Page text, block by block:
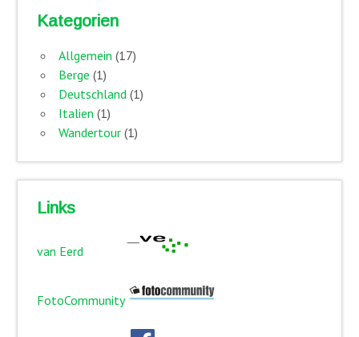
Kategorien
Allgemein (17)
Berge (1)
Deutschland (1)
Italien (1)
Wandertour(1)
Links
van Eerd
FotoCommunity